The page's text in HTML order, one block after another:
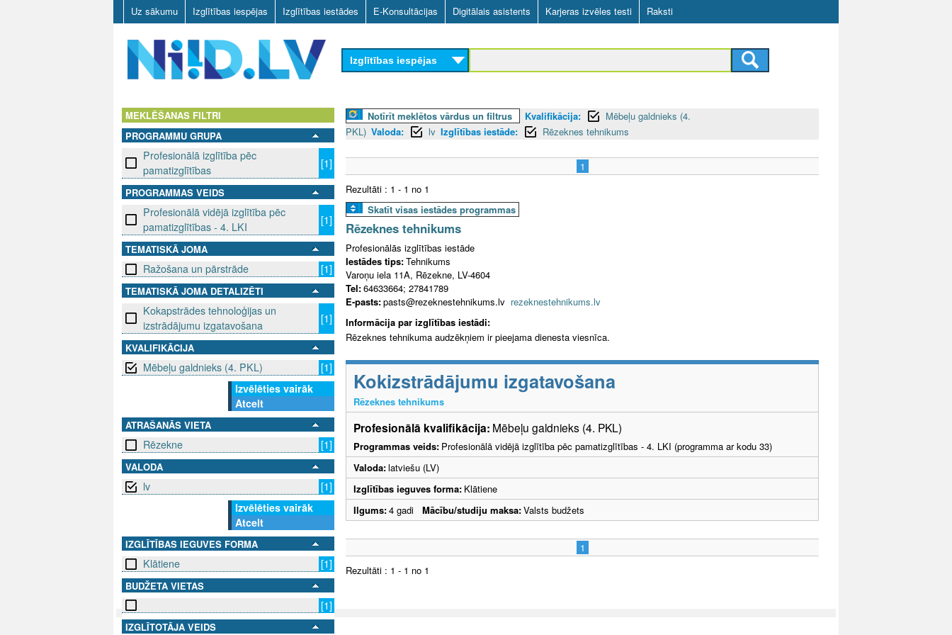
Skip
to
main
content
Uz sākumu Izglītības iespējas Izglītības iestādes E-Konsultācijas Digitālais asistents Karjeras izvēles testi Raksti
D
L
V
Izglītības iespējas
MEKLĒŠANAS FILTRI
PROGRAMMU GRUPA
Profesionālā izglītība pēc
pamatizglītības
[1]
PROGRAMMAS VEIDS
Profesionālā vidējā izglītība pēc
pamatizglītības - 4. LKI
[1]
TEMATISKĀ JOMA
Ražošana un pārstrāde [1]
TEMATISKĀ JOMA DETALIZĒTI
Kokapstrādes tehnoloģijas un
izstrādājumu izgatavošana
[1]
KVALIFIKĀCIJA
Mēbeļu galdnieks (4. PKL)
[1]
Izvēlēties vairāk
Atcelt
ATRAŠANĀS VIETA
Rēzekne [1]
VALODA
lv
[1]
Izvēlēties vairāk
Atcelt
IZGLĪTĪBAS IEGUVES FORMA
Klātiene [1]
BUDŽETA VIETAS
[1]
IZGLĪTOTĀJA VEIDS
Notīrīt meklētos vārdus un filtrus Kvalifikācija:
Mēbeļu galdnieks (4.
PKL) Valoda: lv Izglītības iestāde: Rēzeknes tehnikums
1
Rezultāti : 1 - 1 no 1
Skatīt visas iestādes programmas
Rēzeknes tehnikums
Profesionālās izglītības iestāde
Iestādes tips:Tehnikums
Varoņu iela 11A, Rēzekne, LV-4604
Tel:64633664; 27841789
E-pasts:pasts@rezeknestehnikums.lv rezeknestehnikums.lv
Informācija par izglītības iestādi:
Rēzeknes tehnikuma audzēkņiem ir pieejama dienesta viesnīca.
Kokizstrādājumu izgatavošana
Rēzeknes tehnikums
Profesionālā kvalifikācija: Mēbeļu galdnieks (4. PKL)
Programmas veids: Profesionālā vidējā izglītība pēc pamatizglītības - 4. LKI (programma ar kodu 33)
Valoda:latviešu (LV)
Izglītības ieguves forma: Klātiene
Ilgums:4 gadi Mācību/studiju maksa:Valsts budžets
1
Rezultāti : 1 - 1 no 1